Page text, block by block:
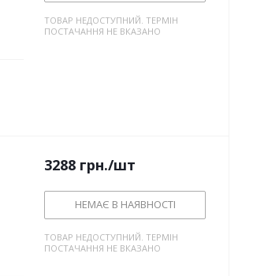
ТОВАР НЕДОСТУПНИЙ. ТЕРМІН
ПОСТАЧАННЯ НЕ ВКАЗАНО
3288 грн./шт
НЕМАЄ В НАЯВНОСТІ
ТОВАР НЕДОСТУПНИЙ. ТЕРМІН
ПОСТАЧАННЯ НЕ ВКАЗАНО